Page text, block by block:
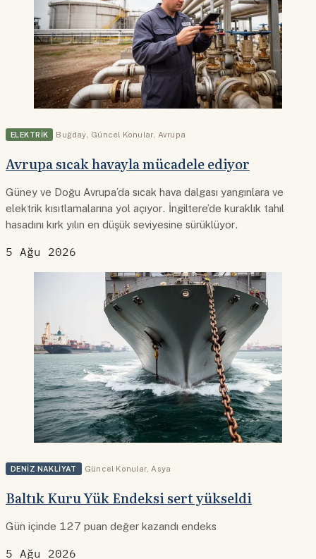
ELEKTRIK Buğday Güncel Konular Avrupa
Avrupa sıcak havayla mücadele ediyor
Güney ve Doğu Avrupa’da sıcak hava dalgası yangınlara ve
elektrik kısıtlamalarına yol açıyor. İngiltere’de kuraklık tahıl
hasadını kırk yılın en düşük seviyesine sürüklüyor.
5 Ağu 2026
DENIZ NAKLIYAT Güncel Konular, Asya
Baltık Kuru Yük Endeksi sert yükseldi
Gün içinde 127 puan değer kazandı endeks
5 Ağu 2026